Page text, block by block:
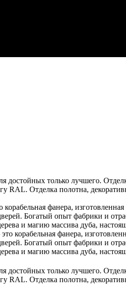
только лучшего.
RAL. Отделка полотна,
фанера,
Богатый опыт фабрики и
и магию массива дуба,
фанера,
Богатый опыт фабрики и
и магию массива дуба,
только лучшего.
RAL. Отделка полотна,